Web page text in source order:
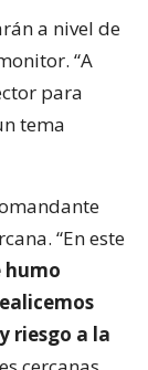
a nivel de
“A
para
tema
“En este
humo
riesgo a la